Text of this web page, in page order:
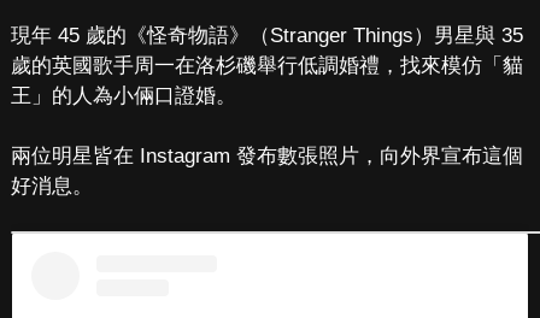
現年 45 歲的《怪奇物語》（Stranger Things）男星與 35
歲的英國歌手周一在洛杉磯舉行低調婚禮，找來模仿「貓
王」的人為小倆口證婚。
兩位明星皆在 Instagram 發布數張照片，向外界宣布這個
好消息。